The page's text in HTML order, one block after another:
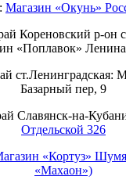
Магазин «Окунь»
Кореновский р-он
«Поплавок»
ст.Ленинградская:
Базарный пер, 9
Славянск-на-
Отдельской 326
«Кортуз»
«Махаон»)